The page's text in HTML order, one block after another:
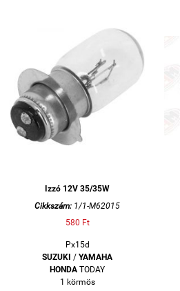
Izzó 12V 35/35W
Cikkszám: 1/1-M62015
580 Ft
Px15d
SUZUKI / YAMAHA
HONDA TODAY
1 körmös